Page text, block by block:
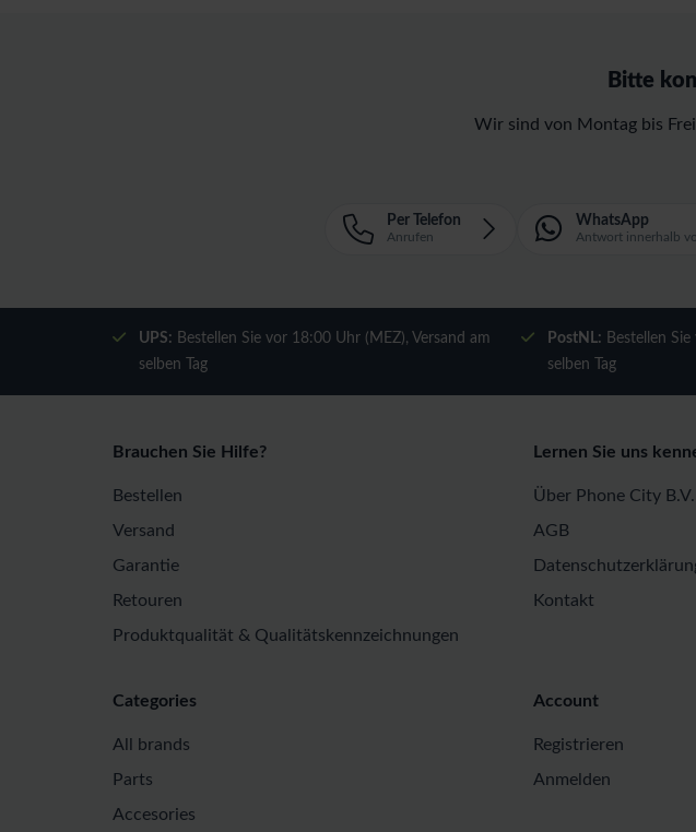
Bitte
Wir sind von Montag bis
Per Telefon
Anrufen
WhatsApp
Antwort innerhalb
UPS: Bestellen Sie vor 18:00 Uhr (MEZ), Versand am
selben Tag
PostNL: Bestellen
selben Tag
Brauchen Sie Hilfe?
Bestellen
Versand
Garantie
Retouren
Produktqualität & Qualitätskennzeichnungen
Lernen Sie uns
Über Phone City B.V.
AGB
Kontakt
Categories
All brands
Parts
Accesories
Account
Registrieren
Anmelden